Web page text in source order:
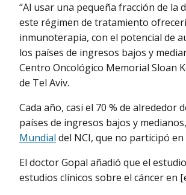
“Al usar una pequeña fracción de la
este régimen de tratamiento
inmunoterapia, con el potencial de
los países de ingresos bajos y
Centro Oncológico Memorial Sloan
de Tel Aviv.
Cada año, casi el 70 % de
países de ingresos bajos y
Mundialdel NCI, que no participó en
El doctor Gopal añadió que el
estudios clínicos sobre el cáncer en